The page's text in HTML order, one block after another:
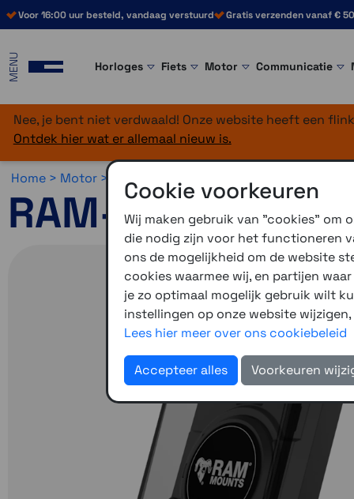
Voor 16:00 uur besteld, vandaag verstuurd Gratis verzenden vanaf €
MENU Horloges Fiets Motor Communicatie
Nee, je bent niet verdwaald! Onze website heeft een
Ontdek hier wat er allemaal nieuw is.
Home > Motor >
RAM-Mount
Cookie voorkeuren
Wij maken gebruik van "cookies" om
die nodig zijn voor het functioneren
ons de mogelijkheid om de website
cookies waarmee wij, en partijen
je zo optimaal mogelijk gebruik wilt
instellingen op onze website
Lees hier meer over ons cookiebeleid
Accepteer alles Voorkeuren